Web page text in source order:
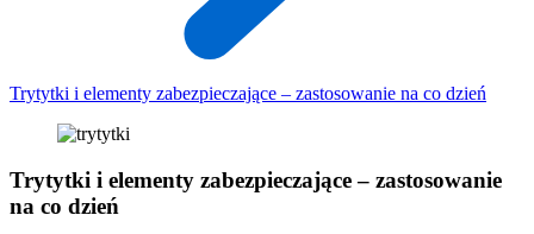
Trytytki i elementy zabezpieczające – zastosowanie na co dzień
Trytytki i elementy zabezpieczające – zastosowanie
na co dzień